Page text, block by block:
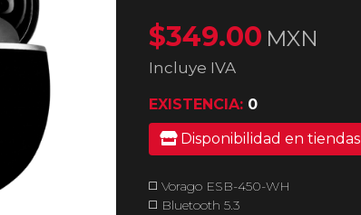
$349.00 MXN
Incluye IVA
EXISTENCIA: 0
Disponibilidad en tiendas
◻️ Vorago ESB-450-WH
◻️ Bluetooth 5.3